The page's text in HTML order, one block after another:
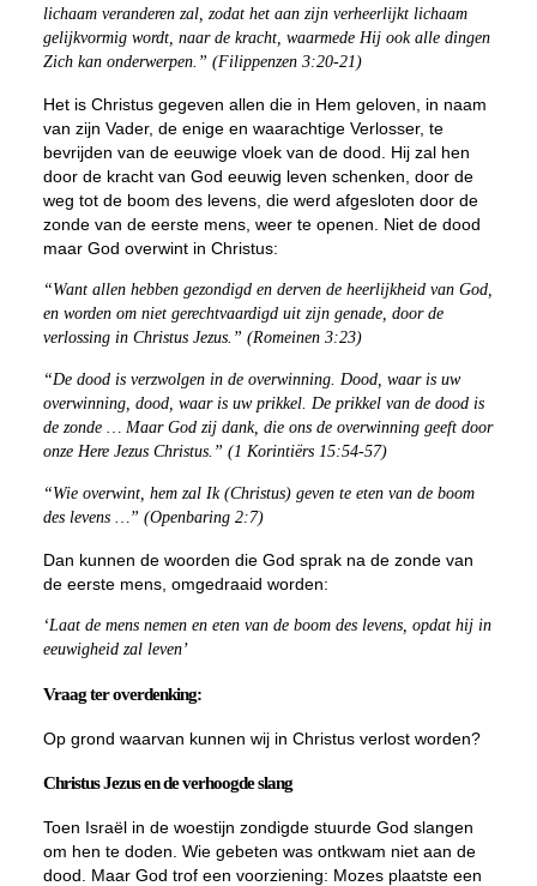
lichaam veranderen zal, zodat het aan zijn verheerlijkt lichaam
gelijkvormig wordt, naar de kracht, waarmede Hij ook alle dingen
Zich kan onderwerpen.” (Filippenzen 3:20-21)
Het is Christus gegeven allen die in Hem geloven, in naam
van zijn Vader, de enige en waarachtige Verlosser, te
bevrijden van de eeuwige vloek van de dood. Hij zal hen
door de kracht van God eeuwig leven schenken, door de
weg tot de boom des levens, die werd afgesloten door de
zonde van de eerste mens, weer te openen. Niet de dood
maar God overwint in Christus:
“Want allen hebben gezondigd en derven de heerlijkheid van God,
en worden om niet gerechtvaardigd uit zijn genade, door de
verlossing in Christus Jezus.” (Romeinen 3:23)
“De dood is verzwolgen in de overwinning. Dood, waar is uw
overwinning, dood, waar is uw prikkel. De prikkel van de dood is
de zonde … Maar God zij dank, die ons de overwinning geeft door
onze Here Jezus Christus.” (1 Korintiërs 15:54-57)
“Wie overwint, hem zal Ik (Christus) geven te eten van de boom
des levens …” (Openbaring 2:7)
Dan kunnen de woorden die God sprak na de zonde van
de eerste mens, omgedraaid worden:
‘Laat de mens nemen en eten van de boom des levens, opdat hij in
eeuwigheid zal leven’
Vraag ter overdenking:
Op grond waarvan kunnen wij in Christus verlost worden?
Christus Jezus en de verhoogde slang
Toen Israël in de woestijn zondigde stuurde God slangen
om hen te doden. Wie gebeten was ontkwam niet aan de
dood. Maar God trof een voorziening: Mozes plaatste een